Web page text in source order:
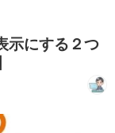
示にする２つ